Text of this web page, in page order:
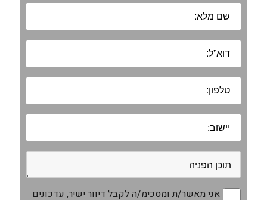
אני מאשר/ת ומסכימ/ה לקבל דיוור ישיר, עדכונים